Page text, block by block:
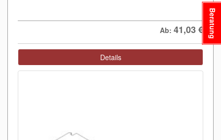
Ab: 41,03€
Details
Beratung